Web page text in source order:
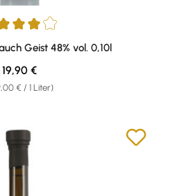
von 4 von 5 Sternen
Geist 48% vol. 0,10l
€ / 1 Liter)
Regulärer Preis:
19,90 €